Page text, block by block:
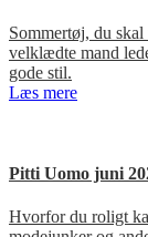
Sommertøj, du
velklædte mand
gode stil.
Læs mere
Pitti Uomo juni
Hvorfor du roligt